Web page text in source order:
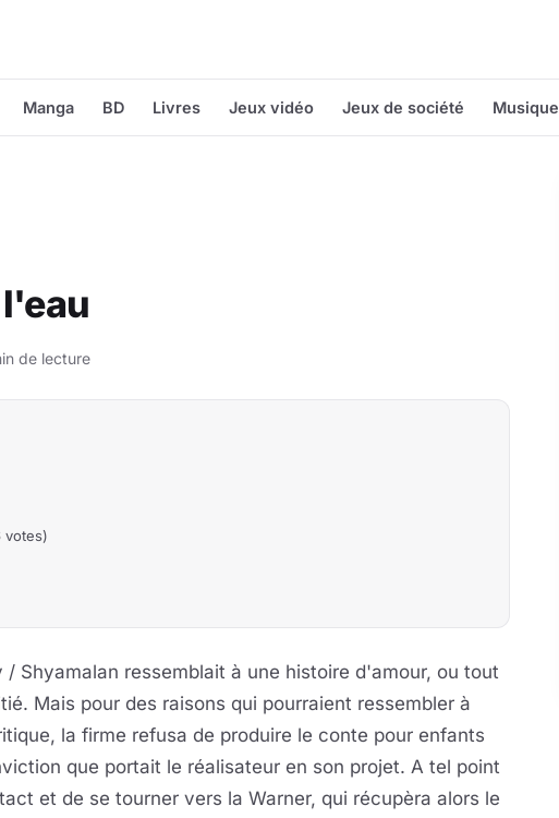
Manga BD Livres Jeux vidéo Jeux de société Musique
de lecture
votes)
Shyamalan ressemblait à une histoire d'amour, ou tout
Mais pour des raisons qui pourraient ressembler à
la firme refusa de produire le conte pour enfants
que portait le réalisateur en son projet. A tel point
et de se tourner vers la Warner, qui récupèra alors le